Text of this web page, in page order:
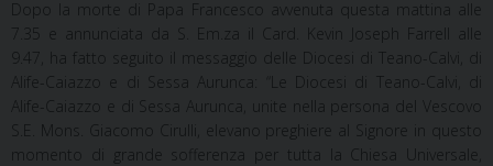
Dopo la morte di Papa Francesco avvenuta questa mattina alle
7.35 e annunciata da S. Em.za il Card. Kevin Joseph Farrell alle
9.47, ha fatto seguito il messaggio delle Diocesi di Teano-Calvi, di
Alife-Caiazzo e di Sessa Aurunca: “Le Diocesi di Teano-Calvi, di
Alife-Caiazzo e di Sessa Aurunca, unite nella persona del Vescovo
S.E. Mons. Giacomo Cirulli, elevano preghiere al Signore in questo
momento di grande sofferenza per tutta la Chiesa Universale,